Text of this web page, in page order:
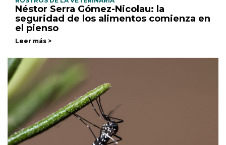
Néstor Serra Gómez-Nicolau: la
seguridad de los alimentos comienza en
el pienso
Leer más >